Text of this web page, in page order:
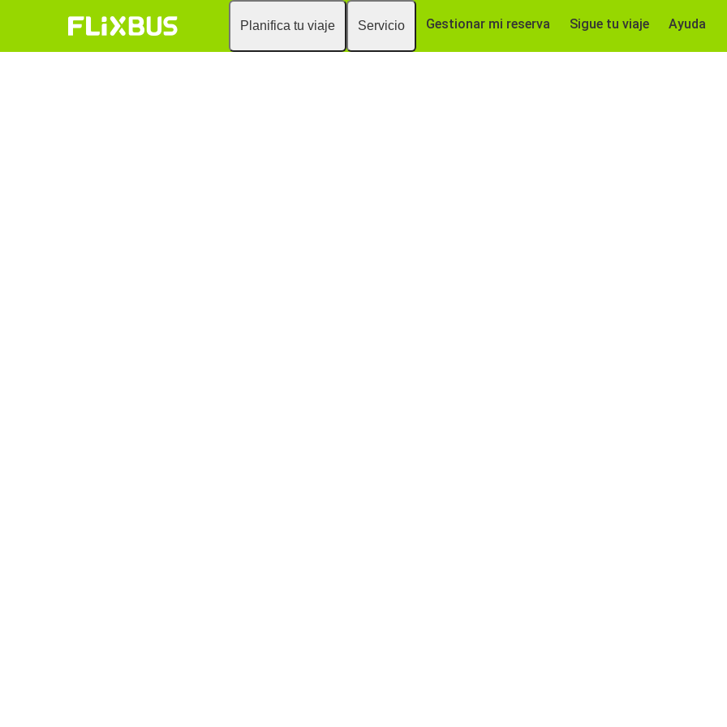
Planifica tu viaje Servicio Gestionar mi reserva Sigue tu viaje Ayuda